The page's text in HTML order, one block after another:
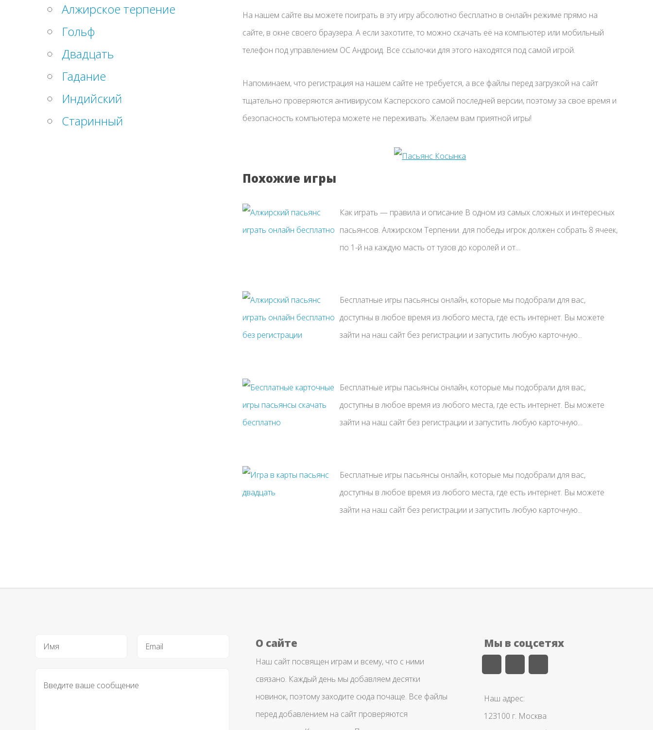
Алжирское терпение
Гольф
Двадцать
Гадание
Индийский
Старинный
На нашем сайте вы можете поиграть в эту игру абсолютно бесплатно в онлайн режиме прямо на
сайте, в окне своего браузера. А если захотите, то можно скачать её на компьютер или мобильный
телефон под управлением ОС Андроид. Все ссылочки для этого находятся под самой игрой.
Напоминаем, что регистрация на нашем сайте не требуется, а все файлы перед загрузкой на сайт
тщательно проверяются антивирусом Касперского самой последней версии, поэтому за свое время и
безопасность компьютера можете не переживать. Желаем вам приятной игры!
Похожие игры
Как играть — правила и описание В одном из самых сложных и интересных
пасьянсов. Алжирском Терпении. для победы игрок должен собрать 8 ячеек,
по 1-й на каждую масть от тузов до королей и от...
Бесплатные игры пасьянсы онлайн, которые мы подобрали для вас,
доступны в любое время из любого места, где есть интернет. Вы можете
зайти на наш сайт без регистрации и запустить любую карточную...
Бесплатные игры пасьянсы онлайн, которые мы подобрали для вас,
доступны в любое время из любого места, где есть интернет. Вы можете
зайти на наш сайт без регистрации и запустить любую карточную...
Бесплатные игры пасьянсы онлайн, которые мы подобрали для вас,
доступны в любое время из любого места, где есть интернет. Вы можете
зайти на наш сайт без регистрации и запустить любую карточную...
О сайте
Наш сайт посвящен играм и всему, что с ними
связано. Каждый день мы добавляем десятки
новинок, поэтому заходите сюда почаще. Все файлы
перед добавлением на сайт проверяются
Мы в соцсетях
Наш адрес:
123100 г. Москва